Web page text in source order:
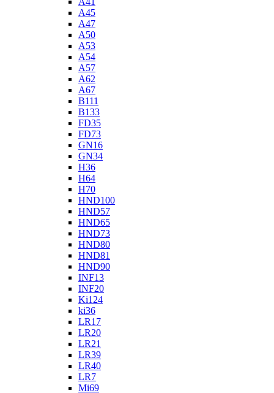
A45
A47
A50
A53
A54
A57
A62
A67
B111
B133
FD35
FD73
GN16
GN34
H36
H64
H70
HND100
HND57
HND65
HND73
HND80
HND81
HND90
INF13
INF20
Ki124
ki36
LR17
LR20
LR21
LR39
LR40
LR7
Mi69